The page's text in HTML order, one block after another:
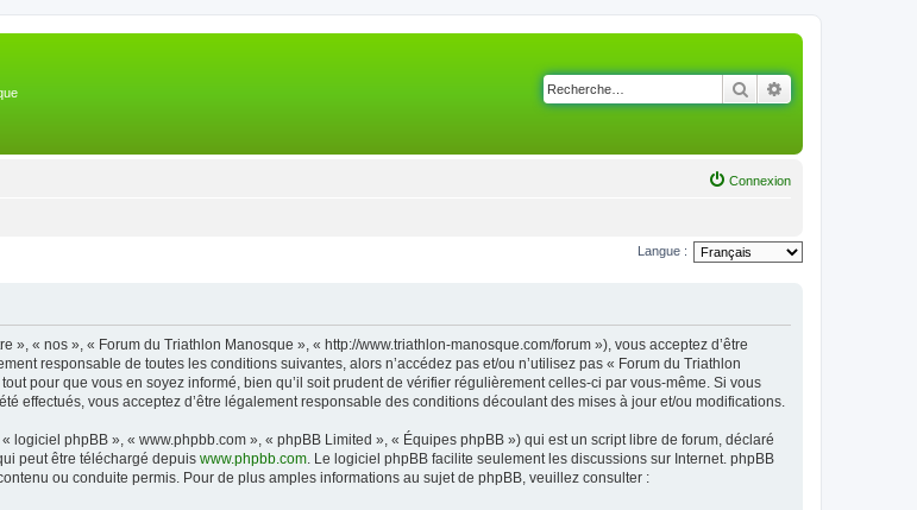
Rechercher
Connexion
Langue :
« nos », « Forum du Triathlon Manosque », « http://www.triathlon-manosque.com/forum »), vous acceptez d’être
responsable de toutes les conditions suivantes, alors n’accédez pas et/ou n’utilisez pas « Forum du Triathlon
pour que vous en soyez informé, bien qu’il soit prudent de vérifier régulièrement celles-ci par vous-même. Si vous
effectués, vous acceptez d’être légalement responsable des conditions découlant des mises à jour et/ou modifications.
phpBB », « www.phpbb.com », « phpBB Limited », « Équipes phpBB ») qui est un script libre de forum, déclaré
peut être téléchargé depuis www.phpbb.com . Le logiciel phpBB facilite seulement les discussions sur Internet. phpBB
ou conduite permis. Pour de plus amples informations au sujet de phpBB, veuillez consulter :